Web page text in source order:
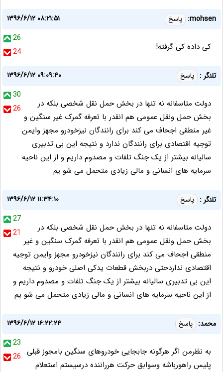
mohsen: پاسخ
۱۳۹۶/۶/۱۲ ۰۸:۲۱:۵۱
26
24
کی داده کی گرفته!
تلنگر : پاسخ
۱۳۹۶/۶/۱۲ ۰۹:۰۹:۴۰
30
26
دولت متاسفانه نه تنها در بخش حمل نقل شخصی بلکه در
بخش حمل ونقل عمومی هم انقدر با تعرفه گمرک غیر سنگین و
غیر منطقی اجحاف می کند برای رانندگان نیزخودرو مجهز وایمن
توجیه اقتصادی برای رانندگان ندارد و نتیجه این بی تدبیری
سالیانه بیشتر از یک جنگ تلفات و مصدوم داریم و از این ناحیه
سرمایه های انسانی و مالی زیادی متحمل می شو یم
تلنگر : پاسخ
۱۳۹۶/۶/۱۲ ۱۱:۳۴:۱۰
27
21
دولت متاسفانه نه تنها در بخش حمل نقل شخصی بلکه در
بخش حمل ونقل عمومی هم انقدر با تعرفه گمرک سنگین و غیر
منطقی اجحاف می کند برای رانندگان نیزخودرو مجهز وایمن توجیه
اقتصادی نداردحتی دربخش قطعات یدکی اصلی خودرو و نتیجه
این بی تدبیری سالیانه بیشتر از یک جنگ تلفات و مصدوم داریم و
از این ناحیه سرمایه های انسانی و مالی زیادی متحمل می شو یم
محمد: پاسخ
۱۳۹۶/۶/۱۲ ۱۶:۲۲:۲۴
23
26 به نظرمن اگر هرگونه جابجایی خودروهای سنگین بامجوز قبلی
پلیس راهورباشه وسوابق حرکت هرراننده درسیستم استعلام